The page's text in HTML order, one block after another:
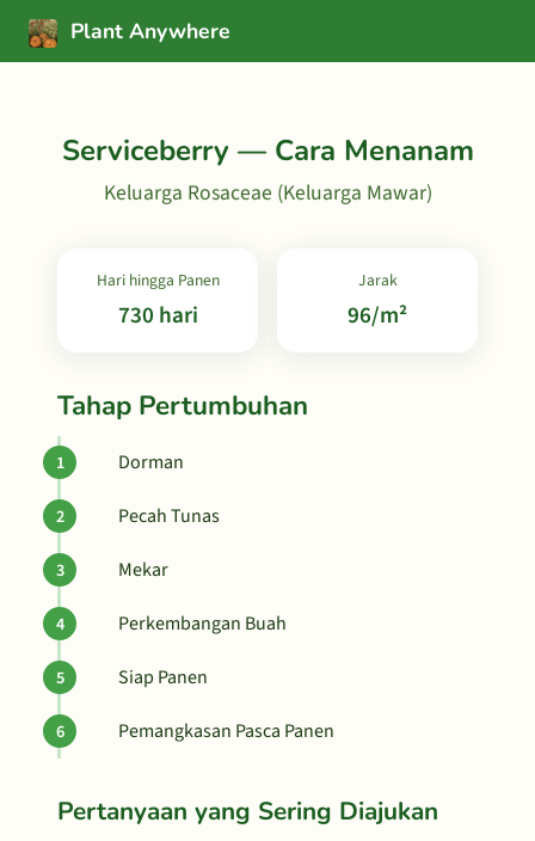
Plant Anywhere
Serviceberry — Cara Menanam
Keluarga Rosaceae (Keluarga Mawar)
Hari hingga Panen
730 hari
Jarak
96/m²
Tahap Pertumbuhan
Dorman
Pecah Tunas
Mekar
Perkembangan Buah
Siap Panen
Pemangkasan Pasca Panen
Pertanyaan yang Sering Diajukan